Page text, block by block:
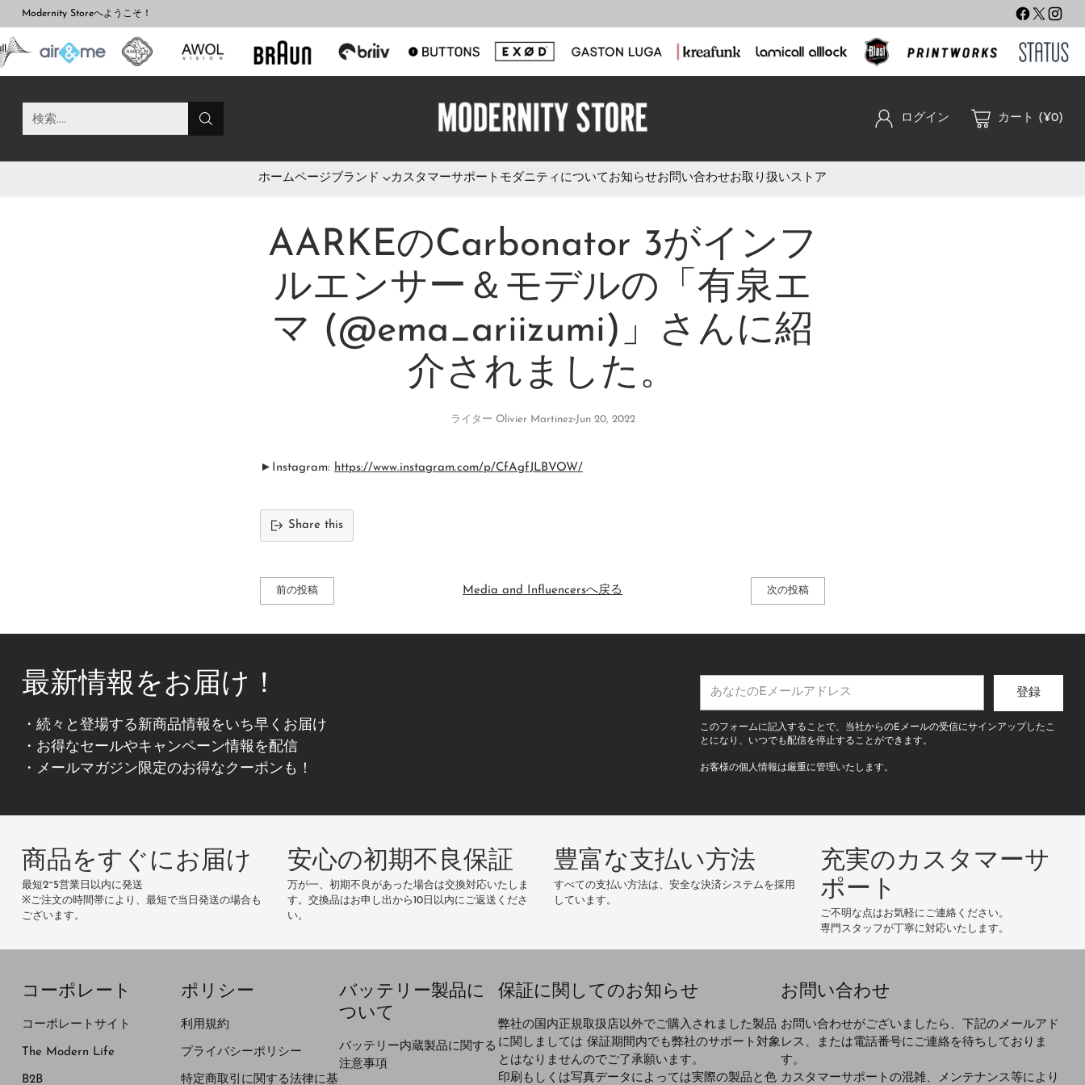
検索.... ログイン カート (¥0)
ホームページブランド カスタマーサポート モダニティについて お知らせお問い合わせお取り扱いストア
Modernity Storeへようこそ！
AARKEのCarbonator 3がインフ
ルエンサー＆モデルの「有泉エ
マ (@ema_ariizumi)」さんに紹
介されました。
ライター Olivier Martinez Jun 20, 2022
► Instagram: https://www.instagram.com/p/CfAgfJLBVOW/
Share this
前の投稿 次の投稿
Media and Influencersへ戻る
最新情報をお届け！
・続々と登場する新商品情報をいち早くお届け
・お得なセールやキャンペーン情報を配信
・メールマガジン限定のお得なクーポンも！
な
の
メ
レ
ス
登録
このフォームに記入することで、当社からのEメールの受信にサインアップしたこ
とになり、いつでも配信を停止することができます。
お客様の個人情報は厳重に管理いたします。
商品をすぐにお届け
最短2~5営業日以内に発送
※ご注文の時間帯により、最短で当日発送の場合も
ございます。
安心の初期不良保証
万が一、初期不良があった場合は交換対応いたしま
す。交換品はお申し出から10日以内にご返送くださ
い。
豊富な支払い方法
すべての支払い方法は、安全な決済システムを採用
しています。
充実のカスタマーサ
ポート
ご不明な点はお気軽にご連絡ください。
専門スタッフが丁寧に対応いたします。
コーポレート
コーポレートサイト
The Modern Life
B2B
ポリシー
利用規約
プライバシーポリシー
特定商取引に関する法律に基
バッテリー製品に
ついて
バッテリー内蔵製品に関する
注意事項
保証に関してのお知らせ
弊社の国内正規取扱店以外でご購入されました製品
に関しましては 保証期間内でも弊社のサポート対象
とはなりませんのでご了承願います。
印刷もしくは写真データによっては実際の製品と色
お問い合わせ
お問い合わせがございましたら、下記のメールアド
レス、または電話番号にご連絡を待ちしておりま
す。
カスタマーサポートの混雑、メンテナンス等により